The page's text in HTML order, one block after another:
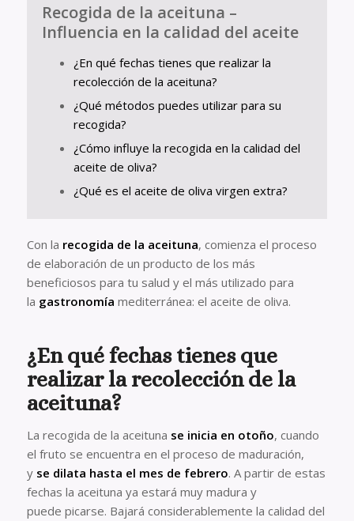
Recogida de la aceituna –
Influencia en la calidad del aceite
¿En qué fechas tienes que realizar la
recolección de la aceituna?
¿Qué métodos puedes utilizar para su
recogida?
¿Cómo influye la recogida en la calidad del
aceite de oliva?
¿Qué es el aceite de oliva virgen extra?
Con la recogida de la aceituna, comienza el proceso
de elaboración de un producto de los más
beneficiosos para tu salud y el más utilizado para
la gastronomía mediterránea: el aceite de oliva.
¿En qué fechas tienes que
realizar la recolección de la
aceituna?
La recogida de la aceituna se inicia en otoño, cuando
el fruto se encuentra en el proceso de maduración,
y se dilata hasta el mes de febrero. A partir de estas
fechas la aceituna ya estará muy madura y
puede picarse. Bajará considerablemente la calidad del